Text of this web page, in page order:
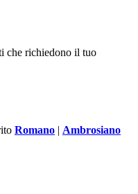
che richiedono il tuo
Romano | Ambrosiano